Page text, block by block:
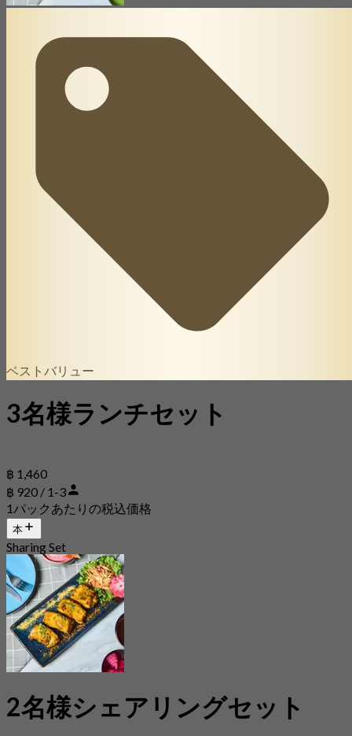
ベストバリュー
3名様ランチセット
฿ 1,460
฿ 920 / 1-3
1パックあたりの税込価格
本
Sharing Set
2名様シェアリングセット